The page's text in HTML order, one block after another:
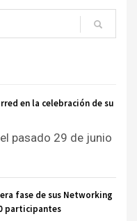
en la celebración de su
pasado 29 de junio
fase de sus Networking
participantes